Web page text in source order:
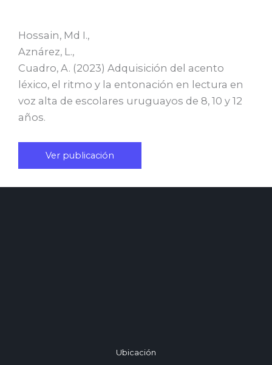
Hossain, Md I.,
Aznárez, L.,
Cuadro, A. (2023) Adquisición del acento
léxico, el ritmo y la entonación en lectura en
voz alta de escolares uruguayos de 8, 10 y 12
años.
Ver publicación
Ubicación